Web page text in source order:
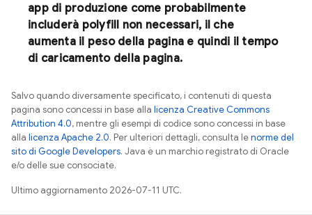
app di produzione come probabilmente
includerà polyfill non necessari, il che
aumenta il peso della pagina e quindi il tempo
di caricamento della pagina.
Salvo quando diversamente specificato, i contenuti di questa
pagina sono concessi in base alla licenza Creative Commons
Attribution 4.0, mentre gli esempi di codice sono concessi in base
alla licenza Apache 2.0. Per ulteriori dettagli, consulta lenorme del
sito di Google Developers. Java è un marchio registrato di Oracle
e/o delle sue consociate.
Ultimo aggiornamento 2026-07-11 UTC.